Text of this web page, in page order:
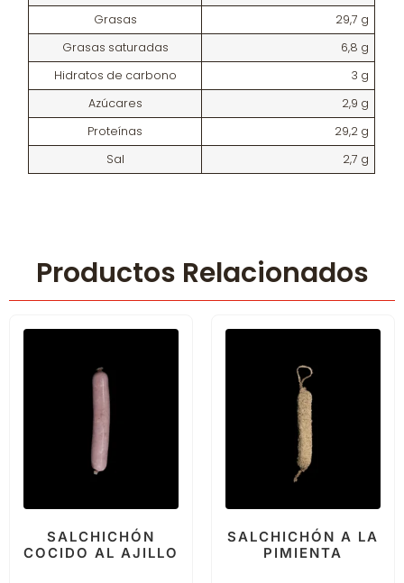
Grasas
29,7 g
Grasas saturadas
6,8 g
Hidratos de carbono
3 g
Azúcares
2,9 g
Proteínas
29,2 g
Sal
2,7 g
Productos Relacionados
SALCHICHÓN
COCIDO AL AJILLO
SALCHICHÓN A LA
PIMIENTA